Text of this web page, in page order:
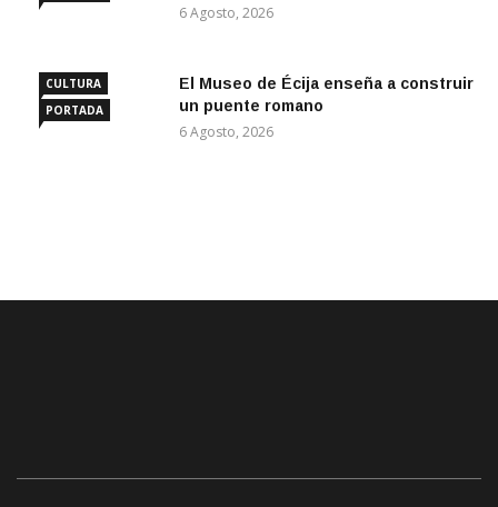
6 Agosto, 2026
CULTURA
PORTADA
El Museo de Écija enseña a construir
un puente romano
6 Agosto, 2026